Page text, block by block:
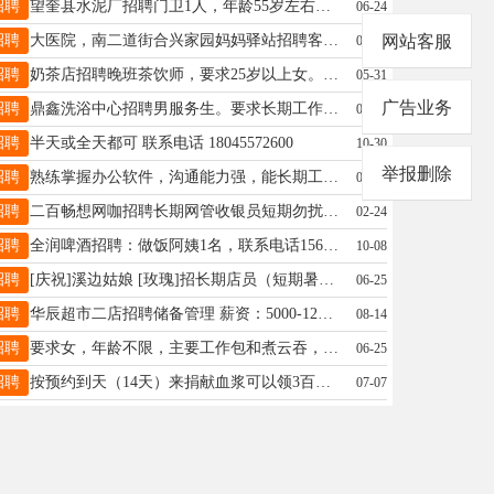
聘 望奎县水泥厂招聘门卫1人，年龄55岁左右，身体健康，上一天一宿休一天一宿，工资1900元/月，单位食堂免费就餐。微电同步18245534351 06-24
聘 大医院，南二道街合兴家园妈妈驿站招聘客服，工作时间早8.30-晚18.00 联系电话19815514554 01-17
聘 奶茶店招聘晚班茶饮师，要求25岁以上女。能长期工作，电话18145559166 05-31
聘 鼎鑫洗浴中心招聘男服务生。要求长期工作。基本工资2200， 满勤奖200，加提成。工作24小时休息24小时。活少人好。18944557552。 01-16
聘 半天或全天都可 联系电话 18045572600 10-30
聘 熟练掌握办公软件，沟通能力强，能长期工作，早8-11.30下午13.30-17.30，每周休一天，月工资3000电话。非诚勿扰15845517770 请不要加微信 06-20
聘 二百畅想网咖招聘长期网管收银员短期勿扰15945552622 02-24
聘 全润啤酒招聘：做饭阿姨1名，联系电话15665080551 10-08
聘 [庆祝]溪边姑娘 [玫瑰]招长期店员（短期暑假工勿扰） [握手]有经验会切果 领悟能力强 [握手]有意者➕店里微信16646552332 [胜利]或来店里面咨询 06-25
聘 华辰超市二店招聘储备管理 薪资：5000-12000元， 23－40周岁，大专以上学历 招聘热线：15765798271 欢迎优秀的你加入华辰大家庭！ 08-14
聘 要求女，年龄不限，主要工作包和煮云吞，操作简单，工资三千，有意者联系16592911555 06-25
聘 按预约到天（14天）来捐献血浆可以领3百元误工费加补助大豆油一桶（不要礼品，换40元现金）联系电话18003643253 07-07
网站客服
广告业务
举报删除